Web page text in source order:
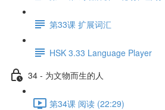
第33课 扩展词汇
HSK 3.33 Language Player
34 - 为文物而生的人
第34课 阅读 (22:29)